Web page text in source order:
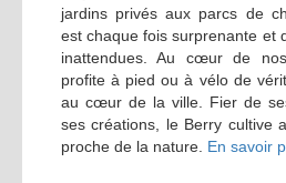
jardins privés aux parcs de
est chaque fois surprenante et
inattendues. Au cœur de
profite à pied ou à vélo de
au cœur de la ville. Fier de
ses créations, le Berry cultive
proche de la nature. En savoir